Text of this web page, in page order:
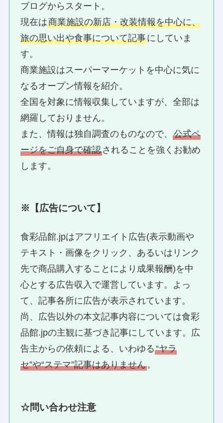
ブログからスタート。
現在は商業施設の新店・改装情報を中心に、
旅の思い出や食事について記事にしていま
す。
商業施設はスーパーマーケットを中心に気に
なるオープン情報を紹介。
全国を対象に情報収集していますが、全部は
網羅しておりません。
また、情報は独自調査のものなので、公式ペ
ージをご自身で確認されることを強くお勧め
します。
※【広告について】
食彩品館.jpはアフリエイト広告(表示動画や
テキスト・画像をクリック、あるいはリンク
先で商品購入することにより成果報酬)を中
心とする広告収入で運営しています。よっ
て、記事各所に広告が表示されています。
尚、広告以外の本文記事内容については食彩
品館.jpの主観に基づき記事にしています。広
告主からの依頼による、いわゆる“ヤラ
セ”や“ステマ”記事はありません。
☆問い合わせ注意